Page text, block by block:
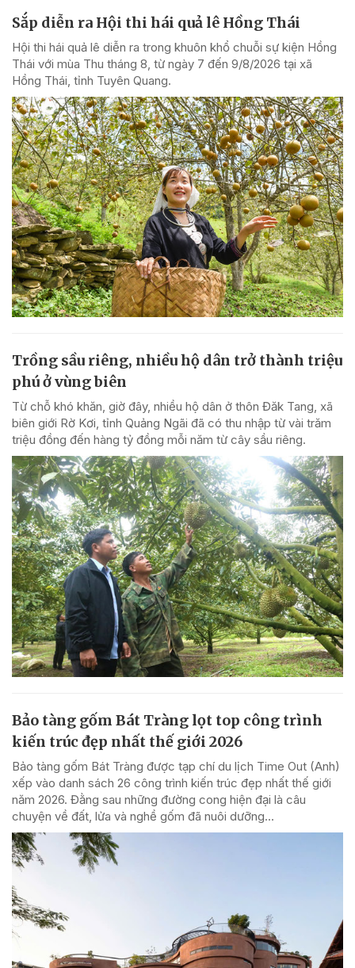
Sắp diễn ra Hội thi hái quả lê Hồng Thái
Hội thi hái quả lê diễn ra trong khuôn khổ chuỗi sự kiện Hồng
Thái với mùa Thu tháng 8, từ ngày 7 đến 9/8/2026 tại xã
Hồng Thái, tỉnh Tuyên Quang.
Trồng sầu riêng, nhiều hộ dân trở thành triệu
phú ở vùng biên
Từ chỗ khó khăn, giờ đây, nhiều hộ dân ở thôn Đăk Tang, xã
biên giới Rờ Kơi, tỉnh Quảng Ngãi đã có thu nhập từ vài trăm
triệu đồng đến hàng tỷ đồng mỗi năm từ cây sầu riêng.
Bảo tàng gốm Bát Tràng lọt top công trình
kiến trúc đẹp nhất thế giới 2026
Bảo tàng gốm Bát Tràng được tạp chí du lịch Time Out (Anh)
xếp vào danh sách 26 công trình kiến trúc đẹp nhất thế giới
năm 2026. Đằng sau những đường cong hiện đại là câu
chuyện về đất, lửa và nghề gốm đã nuôi dưỡng...